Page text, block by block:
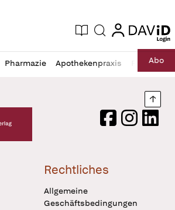
Zeitung
Aktuelle Ausgabe
Suche login
login
Pharmazie Apothekenpraxis RechtAbo
Verlag Logo
FacebookInstagram
Rechtliches
Allgemeine
Geschäftsbedingungen